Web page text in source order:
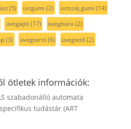
üst(5) üstgumi (2) üstszáj gumi (14)
üvegajtó(17) üvegbúra (2)
(3) üvegtartó(6) üvegtető(2)
ötletek információk:
szabadonálló automata
tudástár (ART